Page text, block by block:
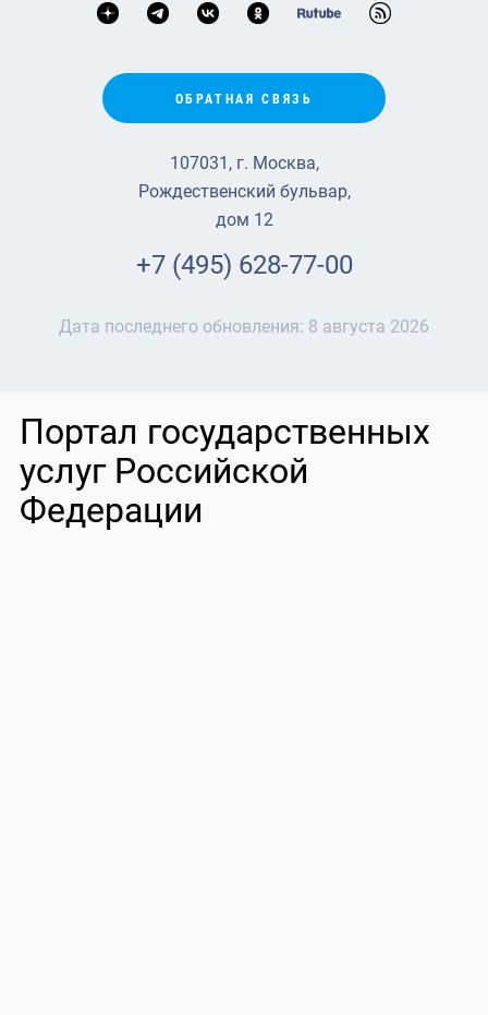
ОБРАТНАЯ СВЯЗЬ
107031, г. Москва,
Рождественский бульвар,
дом 12
+7 (495) 628-77-00
Дата последнего обновления: 8 августа 2026
Портал государственных
услуг Российской
Федерации